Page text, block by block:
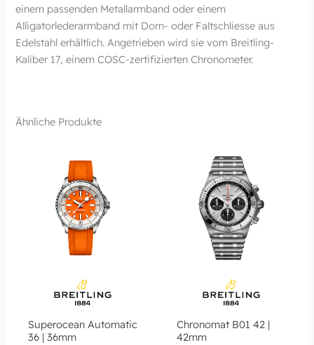
einem passenden Metallarmband oder einem
Alligatorlederarmband mit Dorn- oder Faltschliesse aus
Edelstahl erhältlich. Angetrieben wird sie vom Breitling-
Kaliber 17, einem COSC-zertifizierten Chronometer.
Ähnliche Produkte
Superocean Automatic
36 | 36mm
Chronomat B01 42 |
42mm